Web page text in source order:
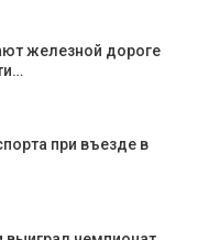
железной дороге
при въезде в